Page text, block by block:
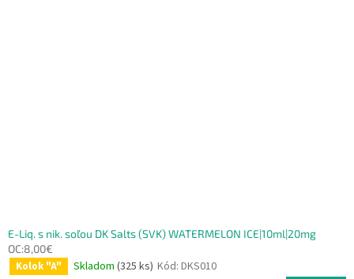
E-Liq. s nik. soľou DK Salts (SVK) WATERMELON ICE|10ml|20mg
OC:8,00€
Kolok "A" Skladom (325 ks) Kód: DKS010